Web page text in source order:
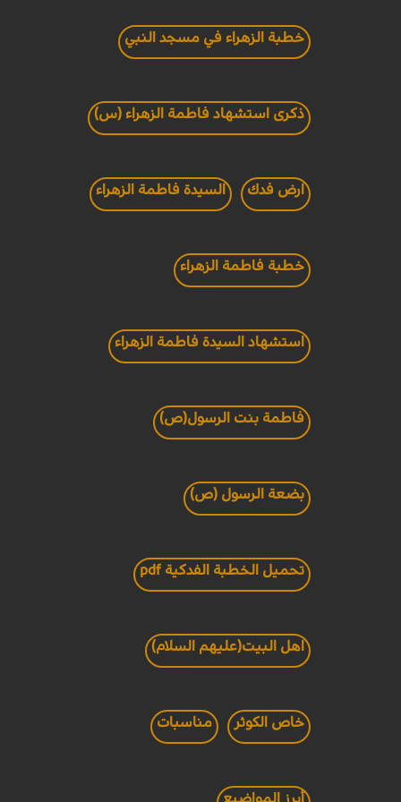
خطبة الزهراء في مسجد النبي
ذكرى استشهاد فاطمة الزهراء (س)
ارض فدك السيدة فاطمة الزهراء
خطبة فاطمة الزهراء
استشهاد السيدة فاطمة الزهراء
فاطمة بنت الرسول(ص)
بضعة الرسول (ص)
تحميل الخطبة الفدكية pdf
اهل البيت(عليهم السلام)
خاص الكوثر مناسبات
أبرز المواضيع